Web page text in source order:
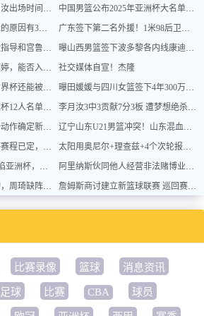
连续第二场替补！李月汝出场时间锐减，飞马惜败梦想
宫鲁鸣和郑薇青睐李缘的原因有3个原因
李缘的数据能支撑郑微指导和宫鲁鸣喜欢她吗？
染黄发，有文身的邓雨婷，能否入宫鲁鸣法眼，2026年打女篮世界杯？
李梦知错就改，明年世界杯还能被宫鲁鸣选中成为首发阵容的一员吗
最不应该入选女篮亚洲杯12人名单的六位球员，李缘，杨力维上榜
实锤签约！广东小将一动作确定新外援加盟 朱芳雨下手挺快
中国男篮出发！亚洲杯赛程已定，14人踏上沙特征途，一名球员随队离开
袋鼠军团+归化大军攻陷亚洲杯，这一支中国男篮前景如何？
中国男篮14人名单出炉，周琦缺阵内线告急，徐杰高诗岩谁扛大旗
中国男篮公布2025年亚洲杯大名单，此前热身赛4战全胜
广东签下第二名外援！1米98后卫驰援杜锋，发展联盟场均20+5+5
曝山西男篮签下波多黎各内线康迪特 西甲场均7分4板
社交媒体自宣！杰隆
曝田媛媛与四川女篮签下4年300万合同 远超CBA状元秀
李月汝3中3贡献7分3板 遭梦想绝杀飞翼惜败
辽宁山东U21男篮冲突！山东混血脚踢倒地辽宁球员
太阳用奥尼尔+理查兹+4个次轮报价库明加 遭勇士拒绝
阿里纳斯伙同他人经营非法赌博业务 目前已被逮捕
詹姆斯商讨建立新篮球联赛 巡回赛制+球员获得股权
比赛录像 篮球 消息资讯
球 比赛 CBA 球员